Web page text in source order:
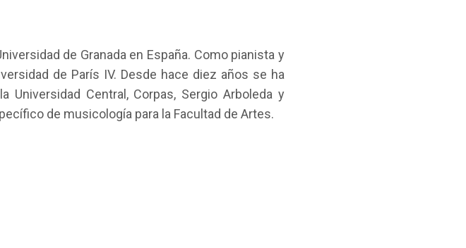
de Granada en España. Como pianista y
de París IV. Desde hace diez años se ha
Central, Corpas, Sergio Arboleda y
de musicología para la Facultad de Artes.